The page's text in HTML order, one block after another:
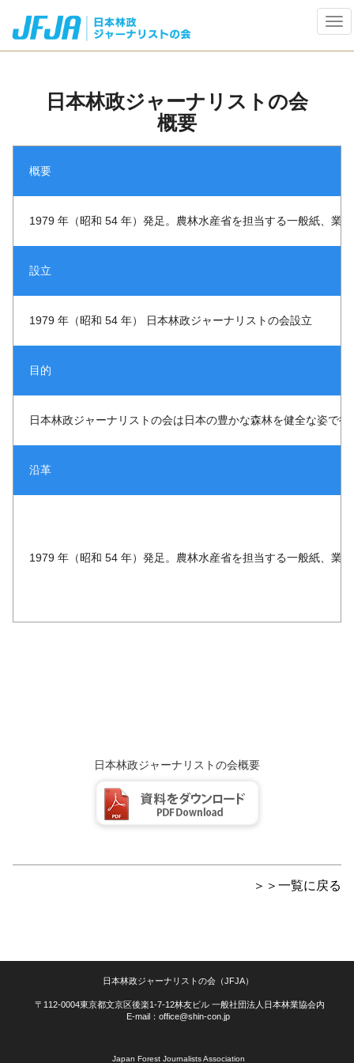
日本林政ジャーナリストの会
概要
概要
1979 年（昭和 54 年）発足。農林水産省を担当する一般紙、業
設立
1979 年（昭和 54 年） 日本林政ジャーナリストの会設立
目的
日本林政ジャーナリストの会は日本の豊かな森林を健全な姿で
沿革
1979 年（昭和 54 年）発足。農林水産省を担当する一般紙、業
日本林政ジャーナリストの会概要
＞＞一覧に戻る
日本林政ジャーナリストの会（JFJA）
〒112-0004東京都文京区後楽1-7-12林友ビル 一般社団法人日本林業協会内
E-mail：office@shin-con.jp
Japan Forest Journalists Association